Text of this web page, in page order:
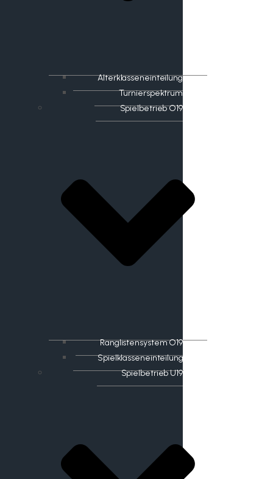
Alterklasseneinteilung
Turnierspektrum
Spielbetrieb O19
Ranglistensystem O19
Spielklasseneinteilung
Spielbetrieb U19